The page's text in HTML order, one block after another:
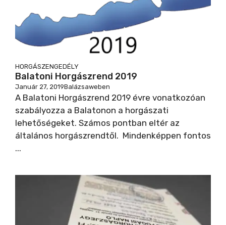
HORGÁSZENGEDÉLY
Balatoni Horgászrend 2019
Január 27, 2019Balázsaweben
A Balatoni Horgászrend 2019 évre vonatkozóan
szabályozza a Balatonon a horgászati
lehetőségeket. Számos pontban eltér az
általános horgászrendtől. Mindenképpen fontos
...